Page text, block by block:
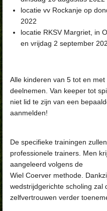
locatie vv Rockanje op
2022
locatie RKSV Margriet, in
en vrijdag 2 september
Alle kinderen van 5 tot en
deelnemen. Van keeper tot
niet lid te zijn van een
aanmelden!
De specifieke trainingen
professionele trainers. Men
aangeleerd volgens de
Wiel Coerver methode.
wedstrijdgerichte scholing zal
zelfvertrouwen verder